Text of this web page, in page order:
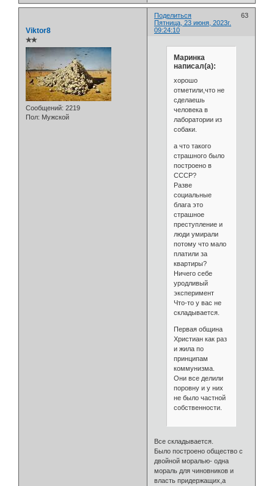
Поделиться
63
Пятница, 23 июня, 2023г.
09:24:10
Viktor8
✯✯
Сообщений: 2219
Пол: Мужской
Маринка
написал(а):
хорошо
отметили,что не
сделаешь
человека в
лаборатории из
собаки.
а что такого
страшного было
построено в
СССР?
Разве
социальные
блага это
страшное
преступление и
люди умирали
потому что мало
платили за
квартиры?
Ничего себе
уродливый
эксперимент
Что-то у вас не
складывается.
Первая община
Христиан как раз
и жила по
принципам
коммунизма.
Они все делили
поровну и у них
не было частной
собственности.
Все складывается.
Было построено общество с
двойной моралью- одна
мораль для чиновников и
власть придержащих,а